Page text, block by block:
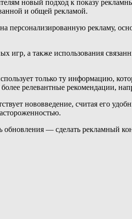
новый подход к показу
и общей рекламой.
персонализированную рекламу,
игр, а также использования
только ту информацию,
релевантные рекомендации,
нововведение, считая его
обновления — сделать рекламный